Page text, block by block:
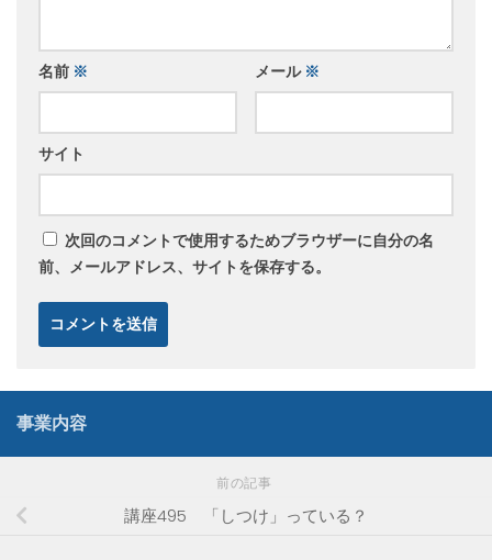
名前 ※ メール ※
サイト
次回のコメントで使用するためブラウザーに自分の名
前、メールアドレス、サイトを保存する。
事業内容
前の記事
講座495 「しつけ」っている？